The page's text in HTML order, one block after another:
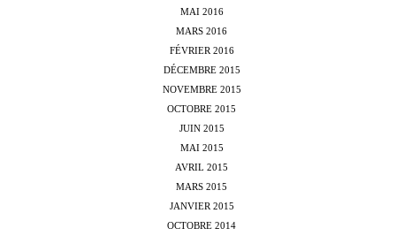
MAI 2016
MARS 2016
FÉVRIER 2016
DÉCEMBRE 2015
NOVEMBRE 2015
OCTOBRE 2015
JUIN 2015
MAI 2015
AVRIL 2015
MARS 2015
JANVIER 2015
OCTOBRE 2014